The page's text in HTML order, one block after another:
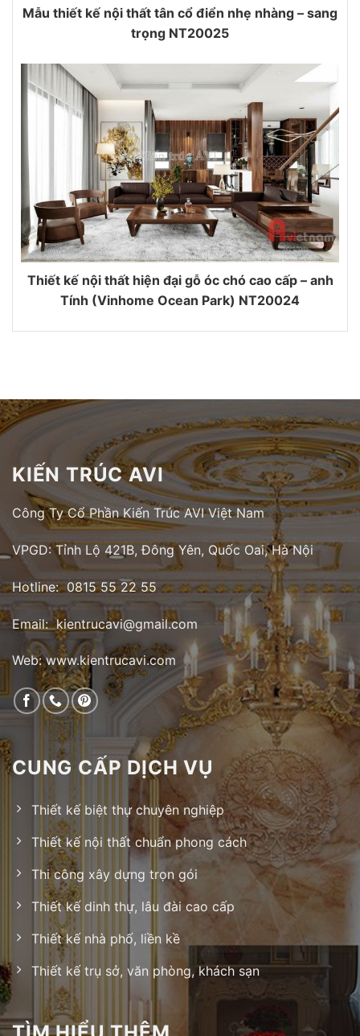
Mẫu thiết kế nội thất tân cổ điển nhẹ nhàng – sang
trọng NT20025
Thiết kế nội thất hiện đại gỗ óc chó cao cấp – anh
Tính (Vinhome Ocean Park) NT20024
KIẾN TRÚC AVI
Công Ty Cổ Phần Kiến Trúc AVI Việt Nam
VPGD: Tỉnh Lộ 421B, Đông Yên, Quốc Oai, Hà Nội
Hotline: 0815 55 22 55
Email: kientrucavi@gmail.com
Web: www.kientrucavi.com
CUNG CẤP DỊCH VỤ
Thiết kế biệt thự chuyên nghiệp
Thiết kế nội thất chuẩn phong cách
Thi công xây dựng trọn gói
Thiết kế dinh thự, lâu đài cao cấp
Thiết kế nhà phố, liền kề
Thiết kế trụ sở, văn phòng, khách sạn